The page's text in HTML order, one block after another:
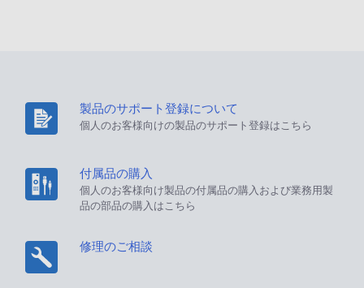
製品のサポート登録について
個人のお客様向けの製品のサポート登録はこちら
付属品の購入
個人のお客様向け製品の付属品の購入および業務用製
品の部品の購入はこちら
修理のご相談